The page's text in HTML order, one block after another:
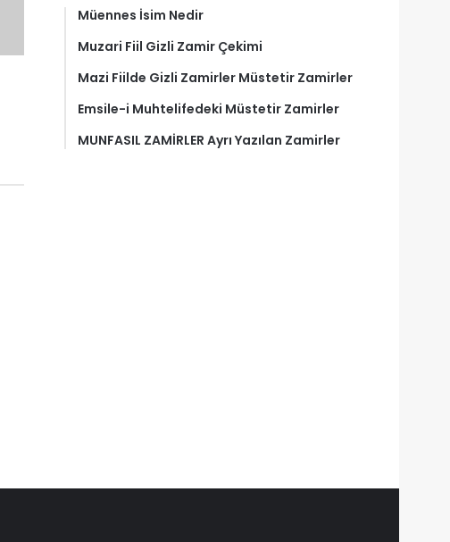
Müennes İsim Nedir
Muzari Fiil Gizli Zamir Çekimi
Mazi Fiilde Gizli Zamirler Müstetir Zamirler
Emsile-i Muhtelifedeki Müstetir Zamirler
MUNFASIL ZAMİRLER Ayrı Yazılan Zamirler